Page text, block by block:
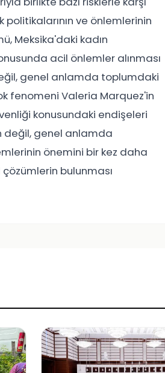
ve önlemlerinin
Meksika'daki kadın
acil önlemler alınması
genel anlamda toplumdaki
fenomeni Valeria Marquez'in
konusundaki endişeleri
değil, genel anlamda
önemini bir kez daha
bulunması